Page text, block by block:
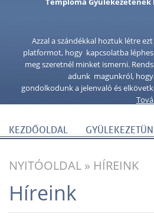
Azzal a szándékkal hoztuk létre
platformot, hogy kapcsolatba
meg szeretnél minket ismerni.
adunk magunkról,
gondolkodunk a jelenvaló és
KEZDŐOLDAL
NYITÓOLDAL » HÍREINK
Híreink